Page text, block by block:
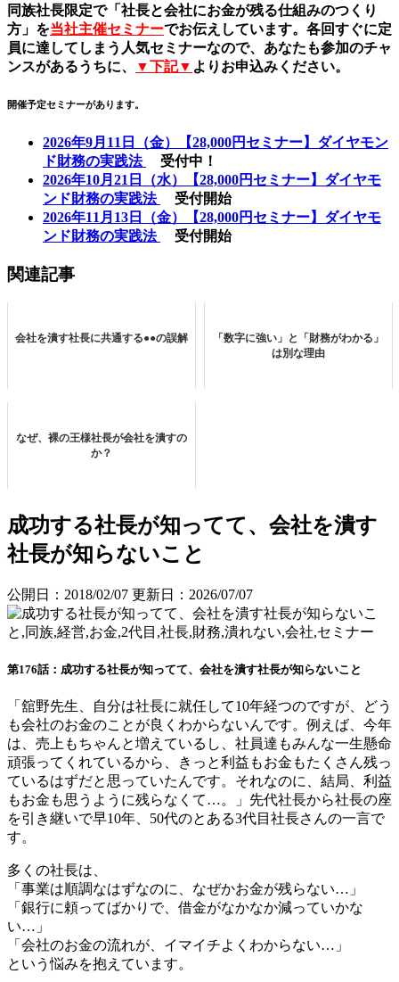
同族社長限定で「社長と会社にお金が残る仕組みのつくり
方」を当社主催セミナーでお伝えしています。各回すぐに定
員に達してしまう人気セミナーなので、あなたも参加のチャ
ンスがあるうちに、
▼下記▼ よりお申込みください。
開催予定セミナーがあります。
2026年9月11日（金）【28,000円セミナー】ダイヤモン
ド財務の実践法
受付中！
2026年10月21日（水）【28,000円セミナー】ダイヤモ
ンド財務の実践法
受付開始
2026年11月13日（金）【28,000円セミナー】ダイヤモ
ンド財務の実践法
受付開始
関連記事
会社を潰す社長に共通する●●の誤解
「数字に強い」と「財務がわかる」
は別な理由
なぜ、裸の王様社長が会社を潰すの
か？
成功する社長が知ってて、会社を潰す
社長が知らないこと
公開日：2018/02/07 更新日：2026/07/07
第176話：成功する社長が知ってて、会社を潰す社長が知らないこと
「舘野先生、自分は社長に就任して10年経つのですが、どう
も会社のお金のことが良くわからないんです。例えば、今年
は、売上もちゃんと増えているし、社員達もみんな一生懸命
頑張ってくれているから、きっと利益もお金もたくさん残っ
ているはずだと思っていたんです。それなのに、結局、利益
もお金も思うように残らなくて…。」先代社長から社長の座
を引き継いで早10年、50代のとある3代目社長さんの一言で
す。
多くの社長は、
「事業は順調なはずなのに、なぜかお金が残らない…」
「銀行に頼ってばかりで、借金がなかなか減っていかな
い…」
「会社のお金の流れが、イマイチよくわからない…」
という悩みを抱えています。